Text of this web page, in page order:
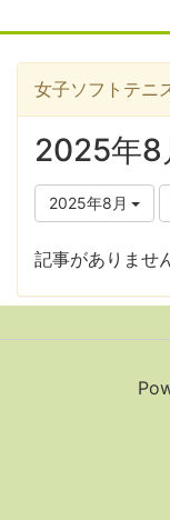
女子ソフトテニ
2025年8
2025年8月
記事がありませ